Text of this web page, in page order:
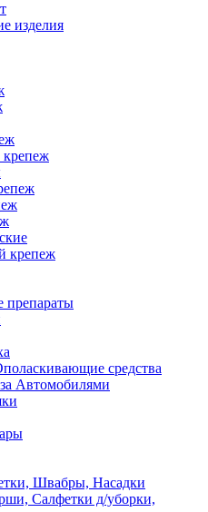
изделия
крепеж
средства
Автомобилями
Швабры, Насадки
Салфетки д/уборки,